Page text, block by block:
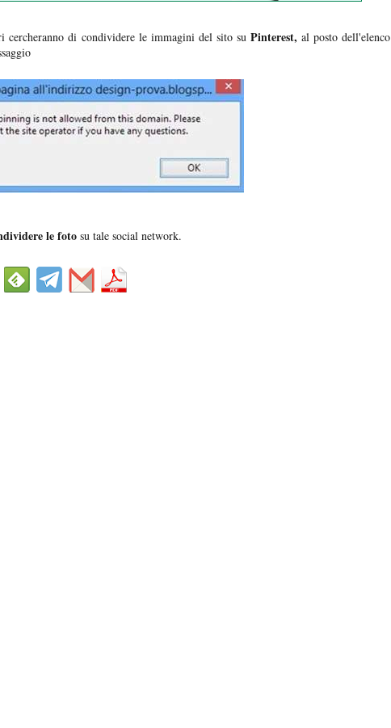
cercheranno di condividere le immagini del sito suPinterest, al posto dell'elenco
le foto su tale social network.